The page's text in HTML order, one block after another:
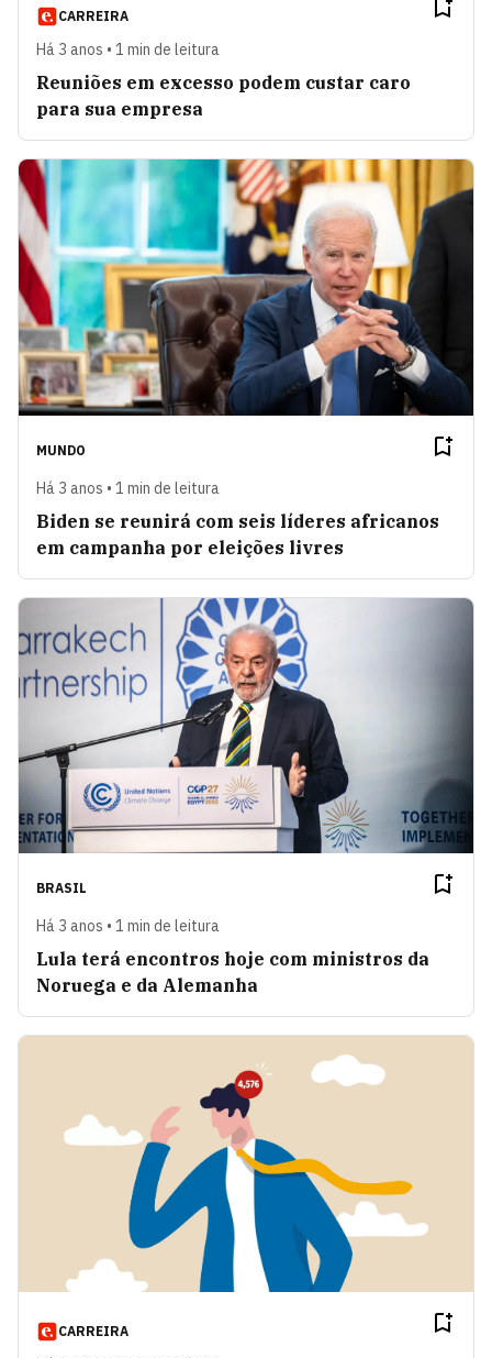
CARREIRA
Há 3 anos • 1 min de leitura
Reuniões em excesso podem custar caro
para sua empresa
MUNDO
Há 3 anos • 1 min de leitura
Biden se reunirá com seis líderes africanos
em campanha por eleições livres
BRASIL
Há 3 anos • 1 min de leitura
Lula terá encontros hoje com ministros da
Noruega e da Alemanha
CARREIRA